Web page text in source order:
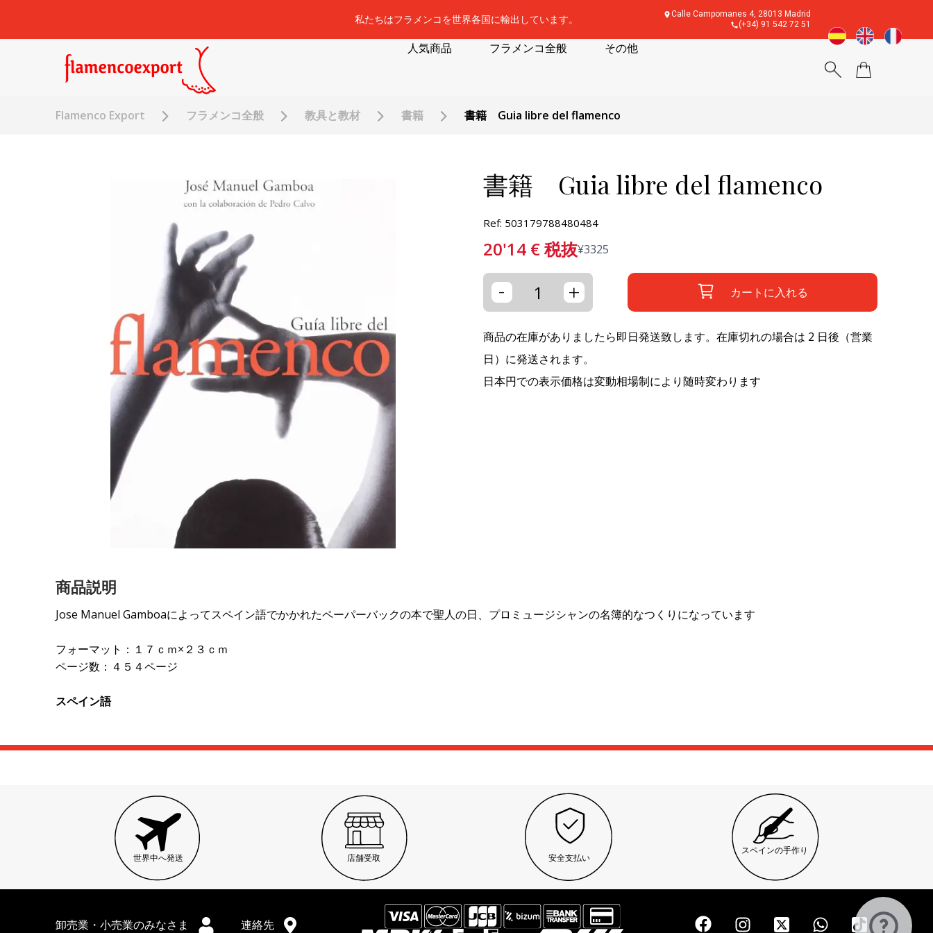
私たちはフラメンコを世界各国に輸出しています。
Calle Campomanes 4, 28013 Madrid
(+34) 91 542 72 51
人気商品 フラメンコ全般 その他
Flamenco Export フラメンコ全般 教具と教材 書籍 書籍 Guia libre del flamenco
書籍 Guia libre del flamenco
Ref: 503179788480484
20'14€税抜¥3325
- + カートに入れる
商品の在庫がありましたら即日発送致します。在庫切れの場合は 2 日後（営業
日）に発送されます。
日本円での表示価格は変動相場制により随時変わります
商品説明
Jose Manuel Gamboaによってスペイン語でかかれたペーパーバックの本で聖人の日、プロミュージシャンの名簿的なつくりになっています
フォーマット：１７ｃｍ×２３ｃｍ
ページ数：４５４ページ
スペイン語
世界中へ発送 店舗受取 安全支払い
スペインの手作り
卸売業・小売業のみなさま 連絡先